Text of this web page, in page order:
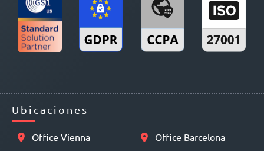
Ubicaciones
Office Vienna Office Barcelona